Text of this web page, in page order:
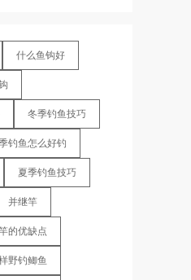
什么鱼钩好
冬季钓鱼技巧
钓鱼怎么好钓
夏季钓鱼技巧
并继竿
的优缺点
野钓鲫鱼